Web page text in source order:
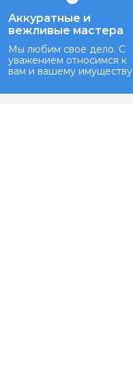
Аккуратные и
вежливые мастера
Мы любим свое дело. С
уважением относимся к
вам и вашему имуществу